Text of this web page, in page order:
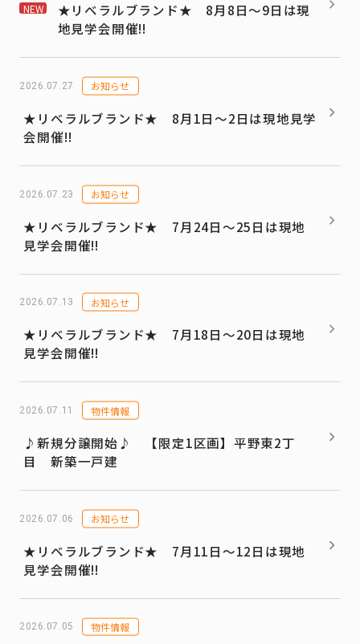
NEW ★リベラルブランド★ 8月8日～9日は現
地見学会開催!!
2026.07.27 お知らせ
★リベラルブランド★ 8月1日～2日は現地見学
会開催!!
2026.07.23 お知らせ
★リベラルブランド★ 7月24日～25日は現地
見学会開催!!
2026.07.13 お知らせ
★リベラルブランド★ 7月18日～20日は現地
見学会開催!!
2026.07.11 物件情報
♪新規分譲開始♪ 【限定1区画】平野東2丁
目 新築一戸建
2026.07.06 お知らせ
★リベラルブランド★ 7月11日～12日は現地
見学会開催!!
2026.07.05 物件情報